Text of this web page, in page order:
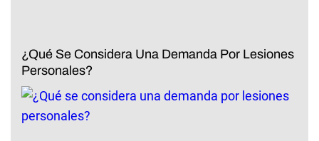
¿Qué Se Considera Una Demanda Por Lesiones
Personales?